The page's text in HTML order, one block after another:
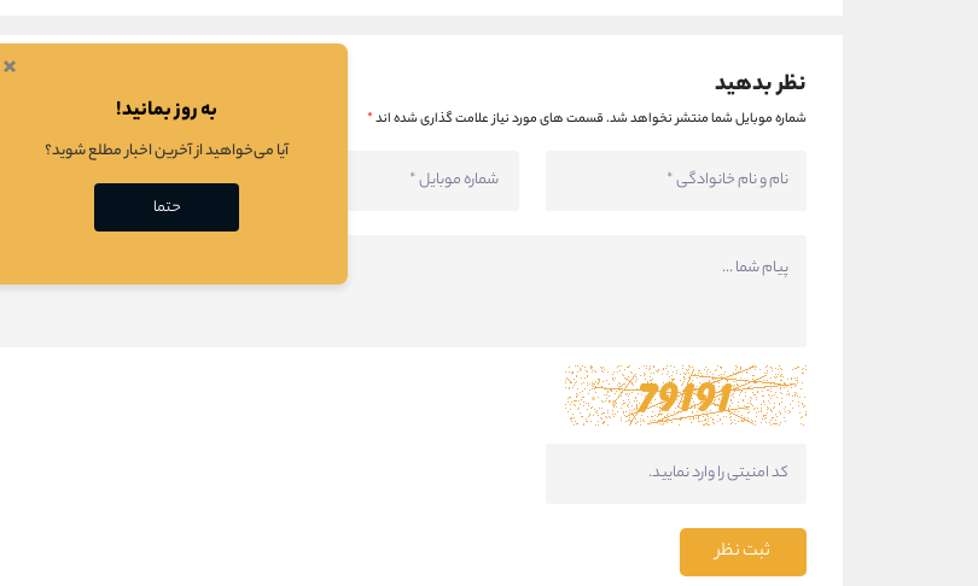
نظر بدهید
شماره موبایل شما منتشر نخواهد شد.قسمت های مورد نیاز علامت گذاری شده اند*
ثبت نظر
×
به روز بمانید!
آیا می‌خواهید از آخرین اخبار مطلع شوید؟
حتما